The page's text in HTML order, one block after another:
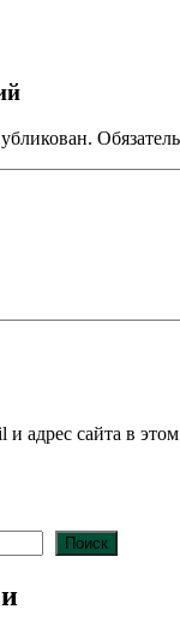
адрес сайта в
Поиск